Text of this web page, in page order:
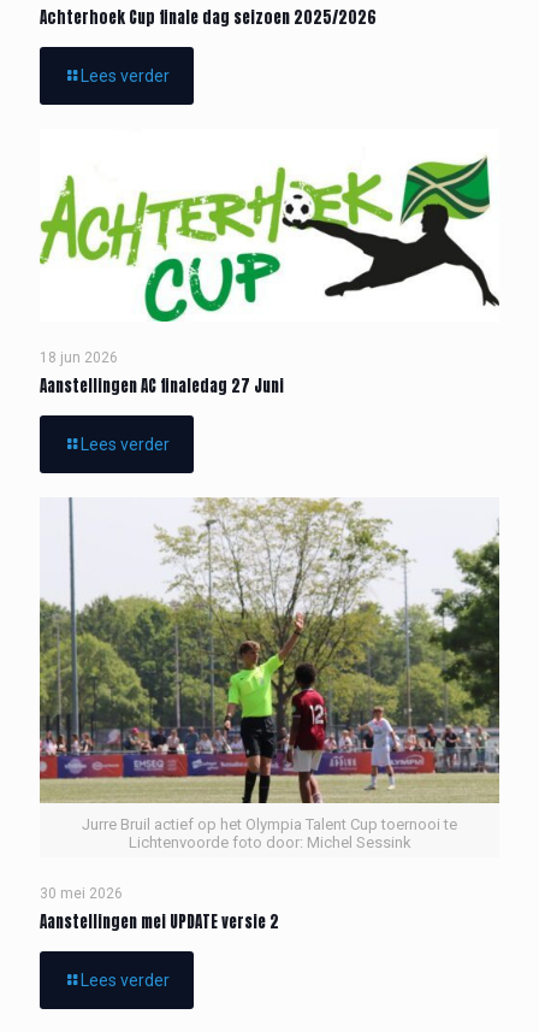
Achterhoek Cup finale dag seizoen 2025/2026
Lees verder
18 jun 2026
Aanstellingen AC finaledag 27 Juni
Lees verder
Jurre Bruil actief op het Olympia Talent Cup toernooi te
Lichtenvoorde foto door: Michel Sessink
30 mei 2026
Aanstellingen mei UPDATE versie 2
Lees verder